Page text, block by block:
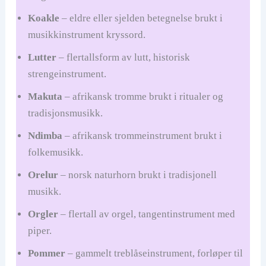
Koakle – eldre eller sjelden betegnelse brukt i
musikkinstrument kryssord.
Lutter – flertallsform av lutt, historisk
strengeinstrument.
Makuta – afrikansk tromme brukt i ritualer og
tradisjonsmusikk.
Ndimba – afrikansk trommeinstrument brukt i
folkemusikk.
Orelur – norsk naturhorn brukt i tradisjonell
musikk.
Orgler – flertall av orgel, tangentinstrument med
piper.
Pommer – gammelt treblåseinstrument, forløper til